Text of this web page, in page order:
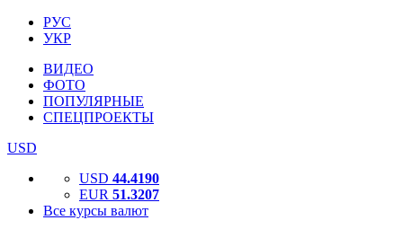
РУС
УКР
ВИДЕО
ФОТО
ПОПУЛЯРНЫЕ
СПЕЦПРОЕКТЫ
USD
USD 44.4190
EUR 51.3207
Все курсы валют